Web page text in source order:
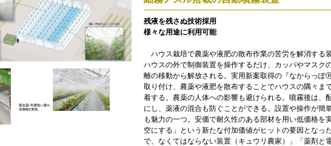
残液を残さぬ技術採用
様々な用途に利用可能
ハウス栽培で農薬や液肥の散布作業の苦労を解消する
ハウスの外で制御装置を操作するだけ、カッパやマスク
離の移動から解放される。実用新案取得の『なからっぽ
取り付け、農薬や液肥を散布することでハウスの隅々ま
着する。農薬の人体への影響も避けられる。噴霧後は、
にし、薬液の混合も防ぐことができる。設置や操作が簡
も魅力の一つ。安価で耐久性のある部材を用い低価格を
空にする」という新たな付加価値がヒットの要因となっ
で、なくてはならない装置（キュウリ農家）」「薬剤と